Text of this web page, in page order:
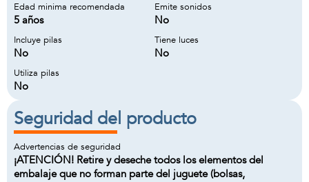
Edad minima recomendada
5 años
Emite sonidos
No
Incluye pilas
No
Tiene luces
No
Utiliza pilas
No
Seguridad del producto
Advertencias de seguridad
¡ATENCIÓN! Retire y deseche todos los elementos del
embalaje que no forman parte del juguete (bolsas,